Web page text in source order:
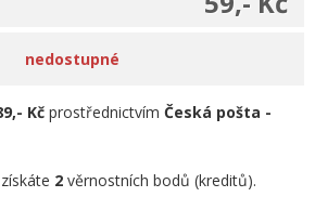
nedostupné
Kč prostřednictvím Česká pošta -
2 věrnostních bodů (kreditů).